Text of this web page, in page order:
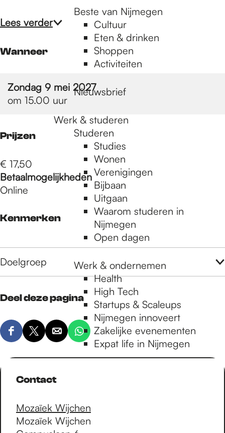
Beste van Nijmegen
Cultuur
Eten & drinken
Shoppen
Activiteiten
Nieuwsbrief
Werk & studeren
Studeren
Studies
Wonen
Verenigingen
Bijbaan
Uitgaan
Waarom studeren in
Nijmegen
Open dagen
Werk & ondernemen
Health
High Tech
Startups & Scaleups
Nijmegen innoveert
Zakelijke evenementen
Expat life in Nijmegen
Lees verder
Wanneer
Zondag 9 mei 2027
om 15.00 uur
Prijzen
€ 17,50
Betaalmogelijkheden
Online
Kenmerken
Doelgroep
Deel deze pagina
D
e
D
e
l
z
e
D
e
l
e
z
e
D
e
z
e
Contact
Mozaïek Wijchen
Mozaïek Wijchen